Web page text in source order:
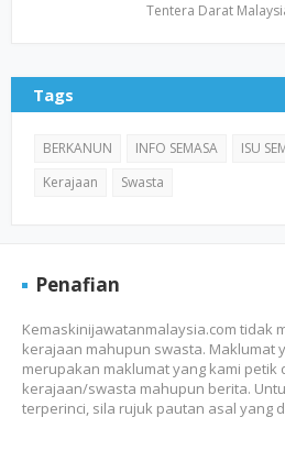
Tentera Darat
Tags
BERKANUN INFO SEMASA ISU
Kerajaan
Swasta
Penafian
Kemaskinijawatanmalaysia.com tidak
kerajaan mahupun swasta. Maklumat
merupakan maklumat yang kami petik
kerajaan/swasta mahupun berita.
terperinci, sila rujuk pautan asal yang